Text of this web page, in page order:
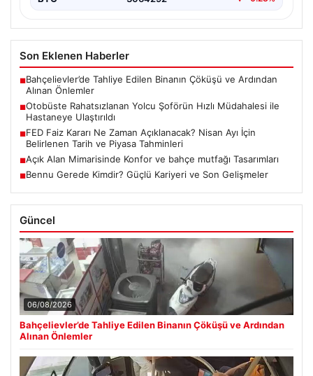
Son Eklenen Haberler
■Bahçelievler’de Tahliye Edilen Binanın Çöküşü ve Ardından
Alınan Önlemler
■Otobüste Rahatsızlanan Yolcu Şoförün Hızlı Müdahalesi ile
Hastaneye Ulaştırıldı
■FED Faiz Kararı Ne Zaman Açıklanacak? Nisan Ayı İçin
Belirlenen Tarih ve Piyasa Tahminleri
■Açık Alan Mimarisinde Konfor ve bahçe mutfağı Tasarımları
■Bennu Gerede Kimdir? Güçlü Kariyeri ve Son Gelişmeler
Güncel
06/08/2026
Bahçelievler’de Tahliye Edilen Binanın Çöküşü ve Ardından
Alınan Önlemler